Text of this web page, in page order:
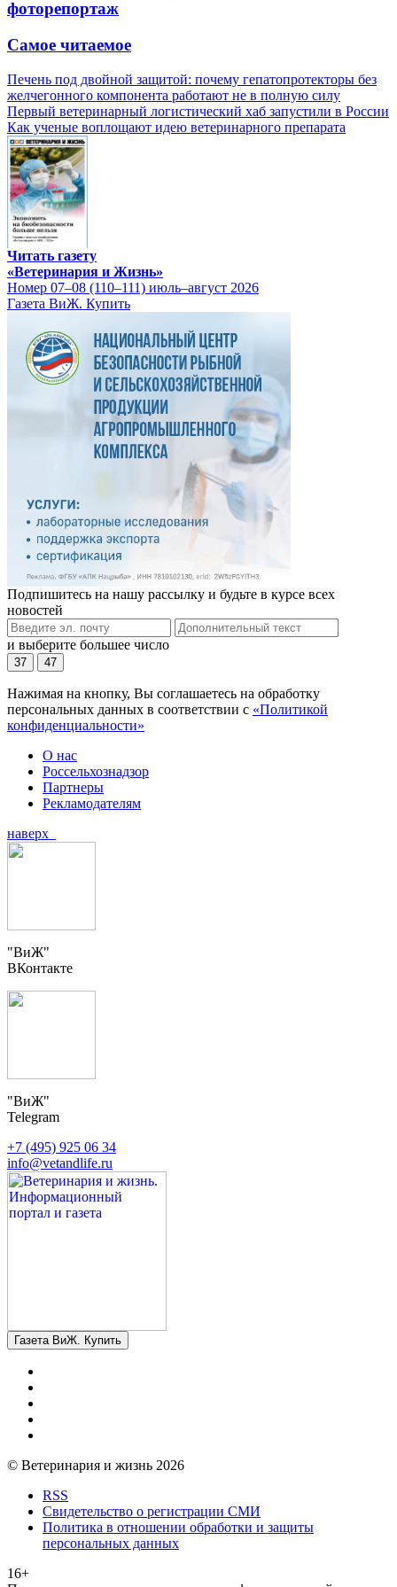
фоторепортаж
Самое читаемое
Печень под двойной защитой: почему гепатопротекторы без
желчегонного компонента работают не в полную силу
Первый ветеринарный логистический хаб запустили в России
Как ученые воплощают идею ветеринарного препарата
Читать газету
«Ветеринария и Жизнь»
Номер 07–08 (110–111) июль–август 2026
Газета ВиЖ. Купить
Подпишитесь на нашу рассылку и будьте в курсе всех
новостей
и выберите большее число
37 47
Нажимая на кнопку, Вы соглашаетесь на обработку
персональных данных в соответствии с «Политикой
конфиденциальности»
О нас
Россельхознадзор
Партнеры
Рекламодателям
наверх
"ВиЖ"
ВКонтакте
"ВиЖ"
Telegram
+7 (495) 925 06 34
info@vetandlife.ru
Газета ВиЖ. Купить
© Ветеринария и жизнь 2026
RSS
Свидетельство о регистрации СМИ
Политика в отношении обработки и защиты
персональных данных
16+